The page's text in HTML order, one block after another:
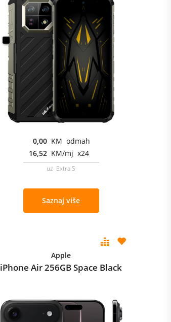
0,00 KM odmah
16,52 KM/mj x24
uz Extra S
Saznaj više
Apple
iPhone Air 256GB Space Black